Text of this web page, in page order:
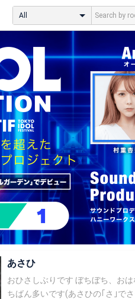
All
あさひ
おひさしぶりです ぼちぼち、おはなししよう 21歳、被写体 インスタに来てね ┈┈┈┈┈┈┈┈┈┈┈┈┈┈┈┈┈┈┈┈ ここから過去 ❁︎profile ・名
ちばん多いです(あさひの｢さ｣でさーち